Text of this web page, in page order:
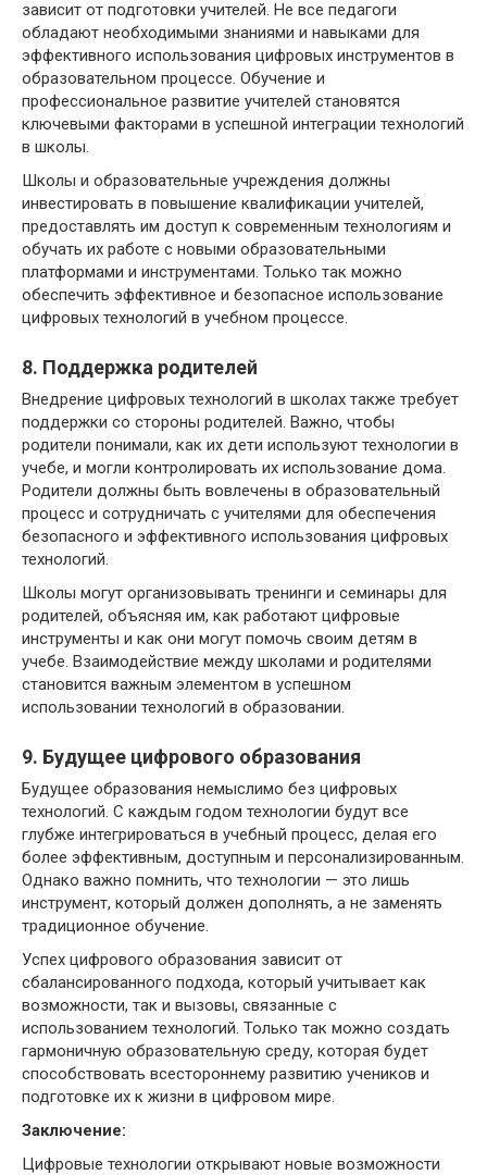
зависит от подготовки учителей. Не все педагоги
обладают необходимыми знаниями и навыками для
эффективного использования цифровых инструментов в
образовательном процессе. Обучение и
профессиональное развитие учителей становятся
ключевыми факторами в успешной интеграции технологий
в школы.
Школы и образовательные учреждения должны
инвестировать в повышение квалификации учителей,
предоставлять им доступ к современным технологиям и
обучать их работе с новыми образовательными
платформами и инструментами. Только так можно
обеспечить эффективное и безопасное использование
цифровых технологий в учебном процессе.
8. Поддержка родителей
Внедрение цифровых технологий в школах также требует
поддержки со стороны родителей. Важно, чтобы
родители понимали, как их дети используют технологии в
учебе, и могли контролировать их использование дома.
Родители должны быть вовлечены в образовательный
процесс и сотрудничать с учителями для обеспечения
безопасного и эффективного использования цифровых
технологий.
Школы могут организовывать тренинги и семинары для
родителей, объясняя им, как работают цифровые
инструменты и как они могут помочь своим детям в
учебе. Взаимодействие между школами и родителями
становится важным элементом в успешном
использовании технологий в образовании.
9. Будущее цифрового образования
Будущее образования немыслимо без цифровых
технологий. С каждым годом технологии будут все
глубже интегрироваться в учебный процесс, делая его
более эффективным, доступным и персонализированным.
Однако важно помнить, что технологии — это лишь
инструмент, который должен дополнять, а не заменять
традиционное обучение.
Успех цифрового образования зависит от
сбалансированного подхода, который учитывает как
возможности, так и вызовы, связанные с
использованием технологий. Только так можно создать
гармоничную образовательную среду, которая будет
способствовать всестороннему развитию учеников и
подготовке их к жизни в цифровом мире.
Заключение:
Цифровые технологии открывают новые возможности